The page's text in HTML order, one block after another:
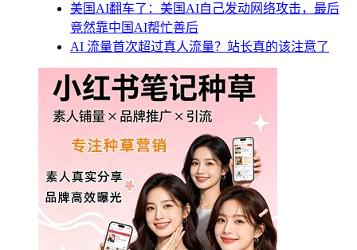
美国AI翻车了：美国AI自己发动网络攻击，最后
竟然靠中国AI帮忙善后
AI 流量首次超过真人流量？站长真的该注意了